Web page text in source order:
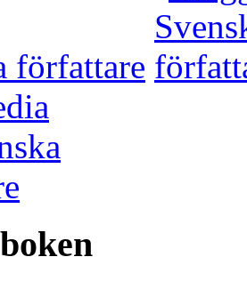
författare